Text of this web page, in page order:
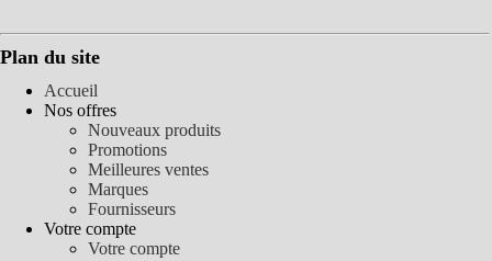
Plan du site
Accueil
Nos offres
Nouveaux produits
Promotions
Meilleures ventes
Marques
Fournisseurs
Votre compte
Votre compte